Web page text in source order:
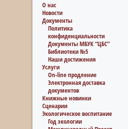
О нас
Новости
Документы
Политика
конфиденциальности
Документы МБУК “ЦБС”
Библиотеки №5
Наши достижения
Услуги
On-line продление
Электронная доставка
документов
Книжные новинки
Сценарии
Экологическое воспитание
Год экологии